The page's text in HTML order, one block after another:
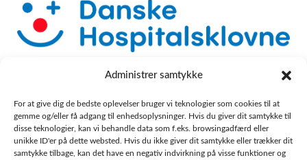
Administrer samtykke
For at give dig de bedste oplevelser bruger vi teknologier som cookies til at
gemme og/eller få adgang til enhedsoplysninger. Hvis du giver dit samtykke til
disse teknologier, kan vi behandle data som f.eks. browsingadfærd eller
unikke ID'er på dette websted. Hvis du ikke giver dit samtykke eller trækker dit
samtykke tilbage, kan det have en negativ indvirkning på visse funktioner og